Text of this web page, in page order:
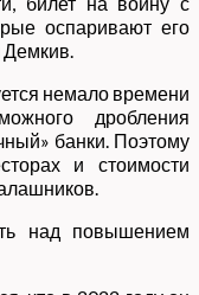
оспаривают его
Демкив.
немало времени
дробления
банки. Поэтому
и стоимости
над повышением